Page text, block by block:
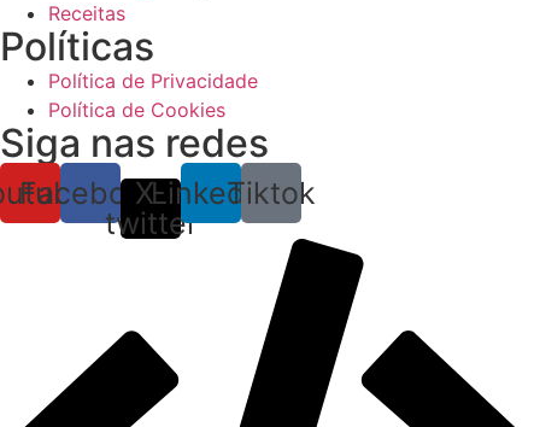
Receitas
Políticas
Política de Privacidade
Política de Cookies
Siga nas redes
Facebook
X-
twitter
LinkedinTiktok